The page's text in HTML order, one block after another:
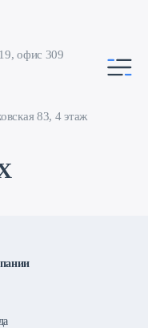
офис 309
83, 4 этаж